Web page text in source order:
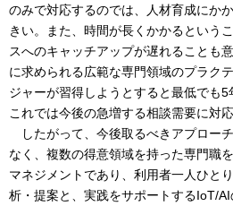
のみで対応するのでは、人材育成にか
きい。また、時間が長くかかるという
スへのキャッチアップが遅れることも
に求められる広範な専門領域のプラク
ジャーが習得しようとすると最低でも5
これでは今後の急増する相談需要に対応
したがって、今後取るべきアプロー
なく、複数の得意領域を持った専門職
マネジメントであり、利用者一人ひと
析・提案と、実践をサポートするIoT/AI